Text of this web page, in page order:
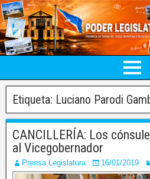
Etiqueta: Luciano Parodi
CANCILLERÍA: Los
al Vicegobernador
Prensa Legislatura 16/01/2019